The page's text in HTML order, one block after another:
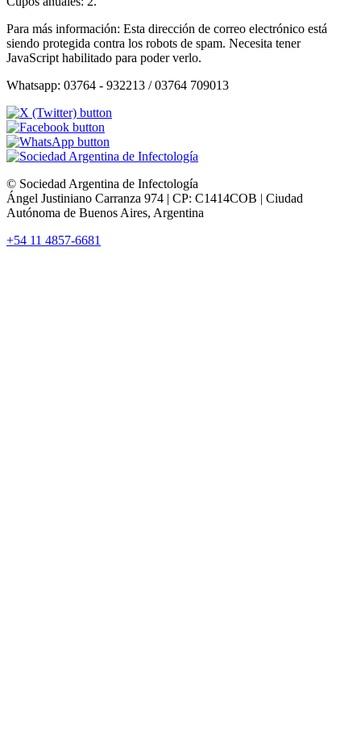
Para más información: Esta dirección de correo electrónico está
siendo protegida contra los robots de spam. Necesita tener
JavaScript habilitado para poder verlo.
Whatsapp: 03764 - 932213 / 03764 709013
© Sociedad Argentina de Infectología
Ángel Justiniano Carranza 974 | CP: C1414COB | Ciudad
Autónoma de Buenos Aires, Argentina
+54 11 4857-6681